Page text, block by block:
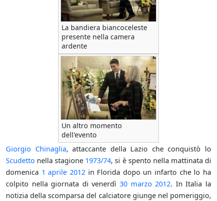
La bandiera biancoceleste
presente nella camera
ardente
Un altro momento
dell'evento
Giorgio Chinaglia, attaccante della Lazio che conquistò lo
Scudetto nella stagione 1973/74, si è spento nella mattinata di
domenica 1 aprile 2012in Florida dopo un infarto che lo ha
colpito nella giornata di venerdì 30 marzo 2012. In Italia la
notizia della scomparsa del calciatore giunge nel pomeriggio,